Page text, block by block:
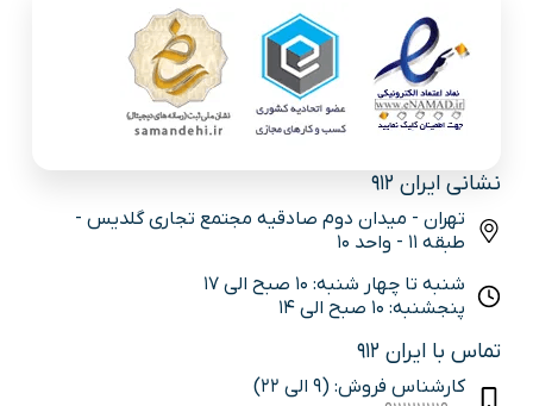
نشانی ایران 912
تهران - میدان دوم صادقیه مجتمع تجاری گلدیس -
طبقه 11 - واحد 10
شنبه تا چهار شنبه: 10 صبح الی 17
پنجشنبه: 10 صبح الی 14
تماس با ایران 912
کارشناس فروش: (9 الی 22)